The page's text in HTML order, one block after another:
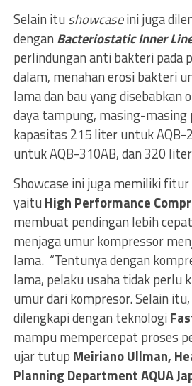
Selain itu showcaseini juga
dengan Bacteriostatic Inner
perlindungan anti bakteri pada
dalam, menahan erosi bakteri
lama dan bau yang disebabkan
daya tampung, masing-masing
kapasitas 215 liter untuk AQB-
untuk AQB-310AB, dan 320
Showcase ini juga memiliki
yaitu High Performance
membuat pendingan lebih
menjaga umur kompressor
lama. “Tentunya dengan
lama, pelaku usaha tidak perlu
umur dari kompresor. Selain itu,
dilengkapi dengan teknologi
mampu mempercepat proses
ujar tutup Meiriano Ullman,
Planning Department AQUA